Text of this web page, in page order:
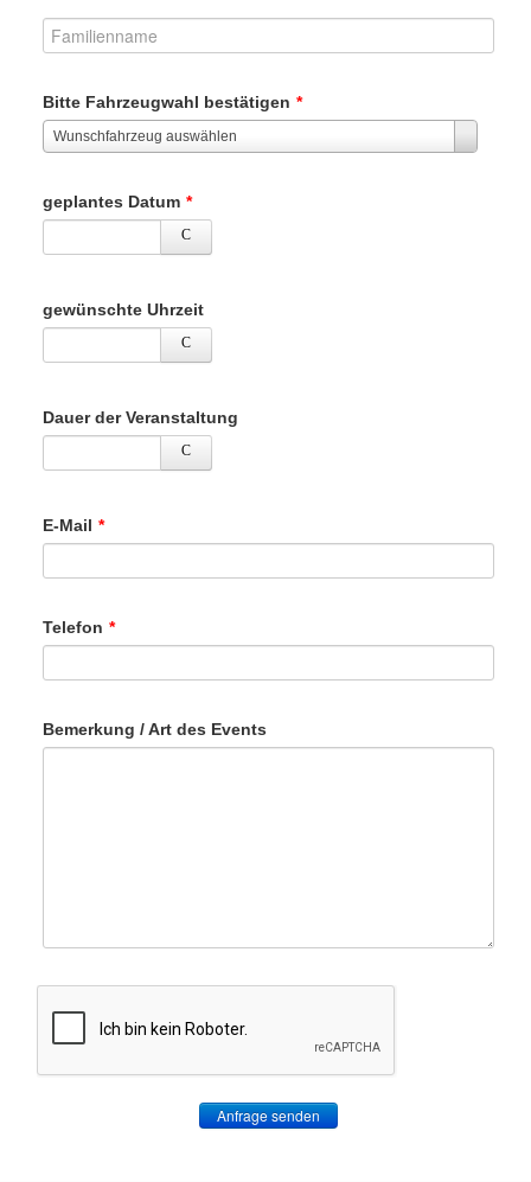
Bitte Fahrzeugwahl bestätigen *
Wunschfahrzeug auswählen
geplantes Datum *
gewünschte Uhrzeit
Dauer der Veranstaltung
E-Mail *
Telefon *
Bemerkung / Art des Events
Anfrage senden